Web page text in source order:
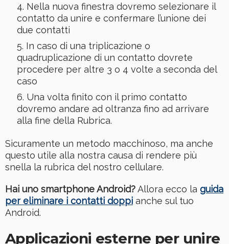
Nella nuova finestra dovremo selezionare il
contatto da unire e confermare l’unione dei
due contatti
In caso di una triplicazione o
quadruplicazione di un contatto dovrete
procedere per altre 3 o 4 volte a seconda del
caso
Una volta finito con il primo contatto
dovremo andare ad oltranza fino ad arrivare
alla fine della Rubrica.
Sicuramente un metodo macchinoso, ma anche
questo utile alla nostra causa di rendere più
snella la rubrica del nostro cellulare.
Hai uno smartphone Android?Allora ecco la guida
per eliminare i contatti doppi anche sul tuo
Android.
Applicazioni esterne per unire